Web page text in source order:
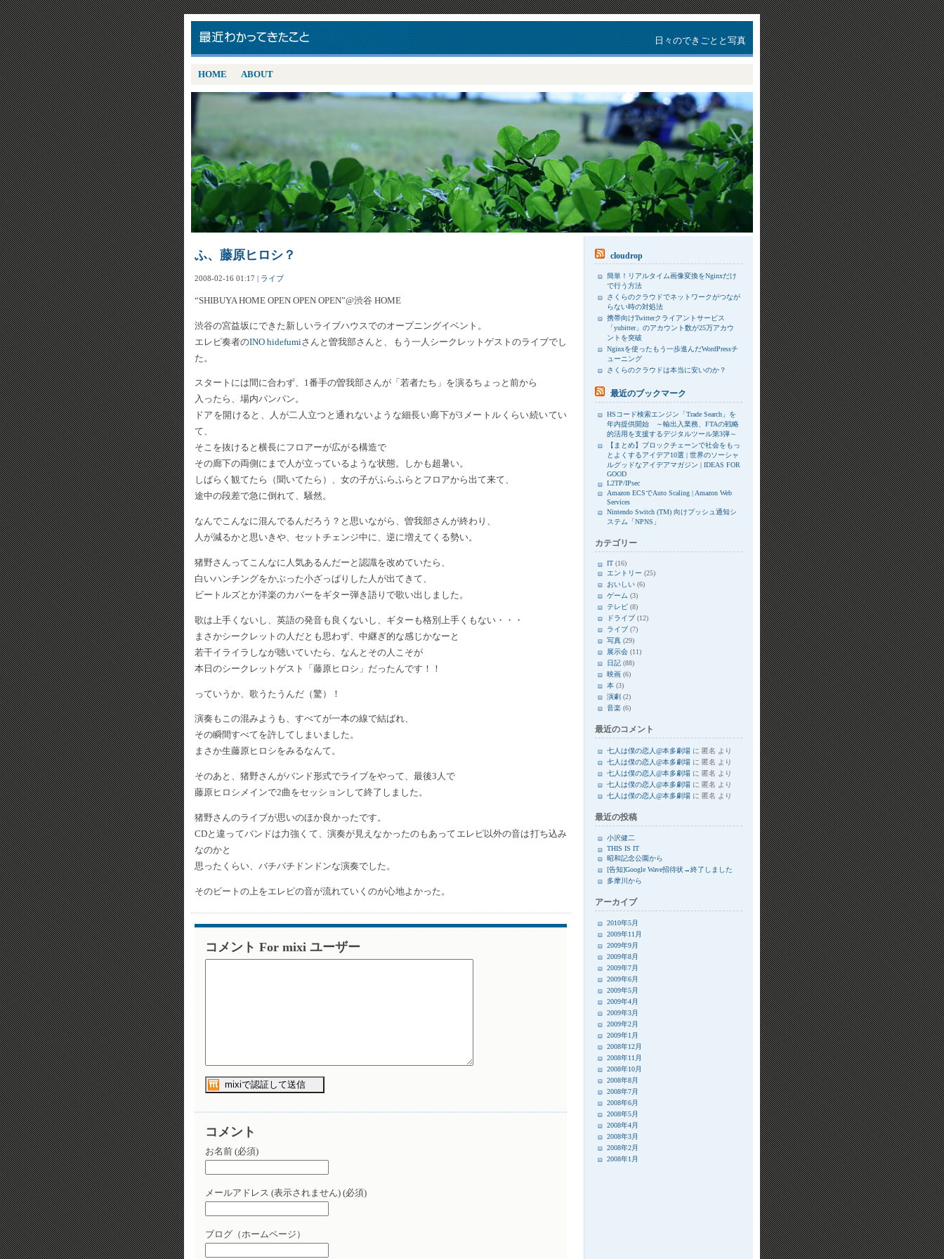
日々のできごとと写真
HOME ABOUT
ふ、藤原ヒロシ？
2008-02-16 01:17 ライブ
“SHIBUYA HOME OPEN OPEN OPEN”@渋谷 HOME
渋谷の宮益坂にできた新しいライブハウスでのオープニングイベント。
エレピ奏者のINO hidefumiさんと曽我部さんと、もう一人シークレットゲストのライブでし
た。
スタートには間に合わず、1番手の曽我部さんが「若者たち」を演るちょっと前から
入ったら、場内パンパン。
ドアを開けると、人が二人立つと通れないような細長い廊下が3メートルくらい続いてい
て、
そこを抜けると横長にフロアーが広がる構造で
その廊下の両側にまで人が立っているような状態。しかも超暑い。
しばらく観てたら（聞いてたら）、女の子がふらふらとフロアから出て来て、
途中の段差で急に倒れて、騒然。
なんでこんなに混んでるんだろう？と思いながら、曽我部さんが終わり、
人が減るかと思いきや、セットチェンジ中に、逆に増えてくる勢い。
猪野さんってこんなに人気あるんだーと認識を改めていたら、
白いハンチングをかぶった小ざっぱりした人が出てきて、
ビートルズとか洋楽のカバーをギター弾き語りで歌い出しました。
歌は上手くないし、英語の発音も良くないし、ギターも格別上手くもない・・・
まさかシークレットの人だとも思わず、中継ぎ的な感じかなーと
若干イライラしなが聴いていたら、なんとその人こそが
本日のシークレットゲスト「藤原ヒロシ」だったんです！！
っていうか、歌うたうんだ（驚）！
演奏もこの混みようも、すべてが一本の線で結ばれ、
その瞬間すべてを許してしまいました。
まさか生藤原ヒロシをみるなんて。
そのあと、猪野さんがバンド形式でライブをやって、最後3人で
藤原ヒロシメインで2曲をセッションして終了しました。
猪野さんのライブが思いのほか良かったです。
CDと違ってバンドは力強くて、演奏が見えなかったのもあってエレピ以外の音は打ち込み
なのかと
思ったくらい、バチバチドンドンな演奏でした。
そのビートの上をエレピの音が流れていくのが心地よかった。
コメント For mixi ユーザー
コメント
お名前 (必須)
メールアドレス (表示されません) (必須)
ブログ（ホームページ）
cloudrop
簡単！リアルタイム画像変換をNginxだけ
で行う方法
さくらのクラウドでネットワークがつなが
らない時の対処法
携帯向けTwitterクライアントサービス
「yubitter」のアカウント数が25万アカウ
ントを突破
Nginxを使ったもう一歩進んだWordPressチ
ューニング
さくらのクラウドは本当に安いのか？
最近のブックマーク
HSコード検索エンジン「Trade Search」を
年内提供開始 ～輸出入業務、FTAの戦略
的活用を支援するデジタルツール第3弾～
【まとめ】ブロックチェーンで社会をもっ
とよくするアイデア10選 | 世界のソーシャ
ルグッドなアイデアマガジン | IDEAS FOR
GOOD
L2TP/IPsec
Amazon ECSでAuto Scaling | Amazon Web
Services
Nintendo Switch (TM) 向けプッシュ通知シ
ステム「NPNS」
カテゴリー
IT (16)
エントリー (25)
おいしい (6)
ゲーム (3)
テレビ (8)
ドライブ (12)
ライブ (7)
写真 (29)
展示会 (11)
日記 (88)
映画 (6)
本 (3)
演劇 (2)
音楽 (6)
最近のコメント
七人は僕の恋人@本多劇場 に 匿名 より
七人は僕の恋人@本多劇場 に 匿名 より
七人は僕の恋人@本多劇場 に 匿名 より
七人は僕の恋人@本多劇場 に 匿名 より
七人は僕の恋人@本多劇場 に 匿名 より
最近の投稿
小沢健二
THIS IS IT
昭和記念公園から
[告知]Google Wave招待状→終了しました
多摩川から
アーカイブ
2010年5月
2009年11月
2009年9月
2009年8月
2009年7月
2009年6月
2009年5月
2009年4月
2009年3月
2009年2月
2009年1月
2008年12月
2008年11月
2008年10月
2008年8月
2008年7月
2008年6月
2008年5月
2008年4月
2008年3月
2008年2月
2008年1月